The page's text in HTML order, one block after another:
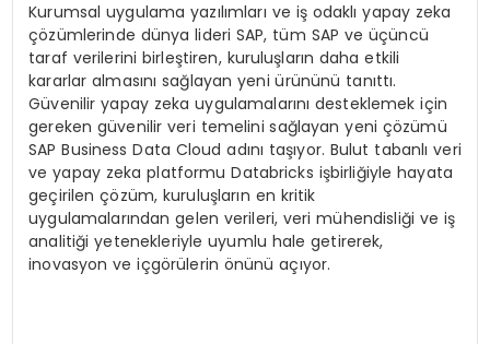
Kurumsal uygulama yazılımları ve iş odaklı yapay zeka
çözümlerinde dünya lideri SAP, tüm SAP ve üçüncü
taraf verilerini birleştiren, kuruluşların daha etkili
kararlar almasını sağlayan yeni ürününü tanıttı.
Güvenilir yapay zeka uygulamalarını desteklemek için
gereken güvenilir veri temelini sağlayan yeni çözümü
SAP Business Data Cloud adını taşıyor. Bulut tabanlı veri
ve yapay zeka platformu Databricks işbirliğiyle hayata
geçirilen çözüm, kuruluşların en kritik
uygulamalarından gelen verileri, veri mühendisliği ve iş
analitiği yetenekleriyle uyumlu hale getirerek,
inovasyon ve içgörülerin önünü açıyor.